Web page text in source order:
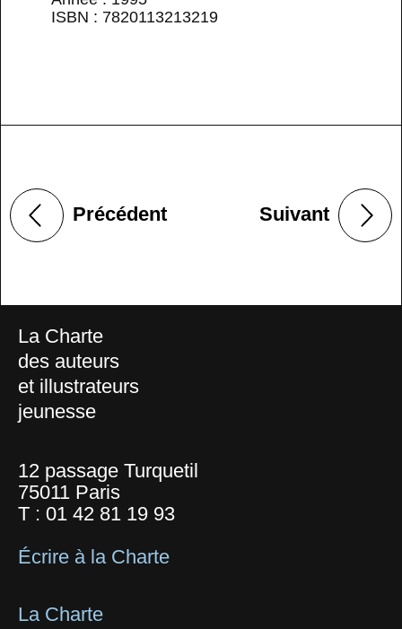
ISBN : 7820113213219
Précédent Suivant
La Charte
des auteurs
et illustrateurs
jeunesse
12 passage Turquetil
75011 Paris
T : 01 42 81 19 93
Écrire à la Charte
La Charte